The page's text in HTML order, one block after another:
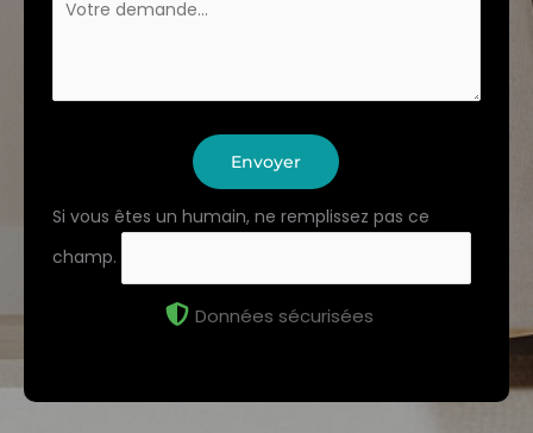
Envoyer
Si vous êtes un humain, ne remplissez pas ce
champ.
Données sécurisées